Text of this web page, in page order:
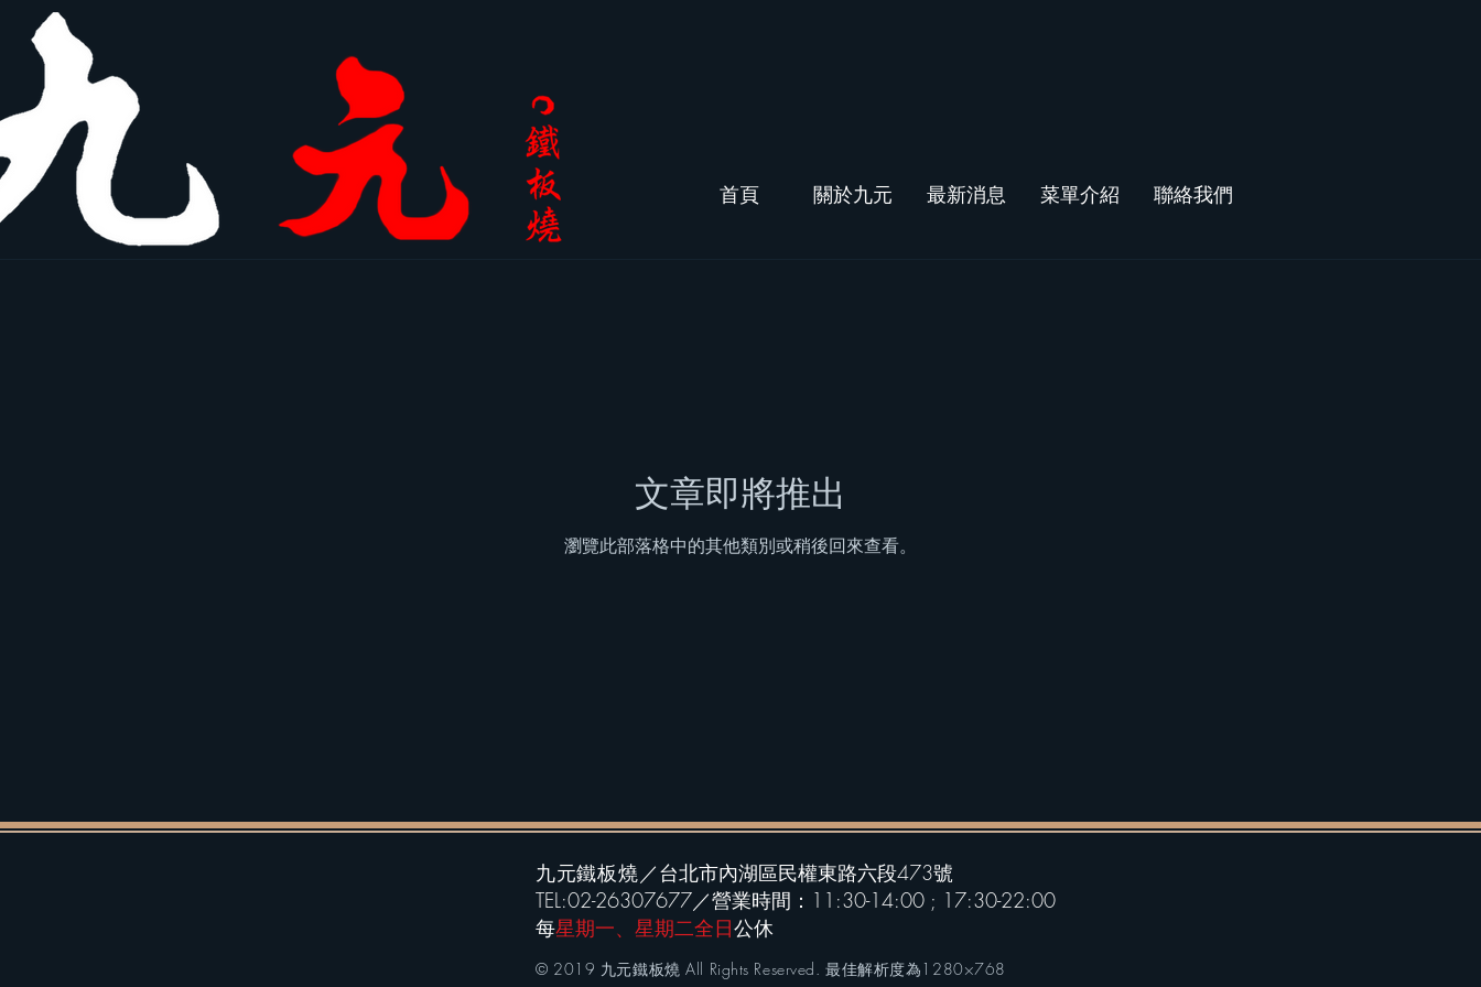
首頁 關於九元 最新消息 菜單介紹 聯絡我們
文章即將推出
瀏覽此部落格中的其他類別或稍後回來查看。
九元鐵板燒／台北市內湖區民權東路六段473號
TEL:02-26307677／營業時間：11:30-14:00 ; 17:30-22:00
​每星期一、星期二全日公休
© 2019 九元鐵板燒 All Rights Reserved. 最佳解析度為1280×768